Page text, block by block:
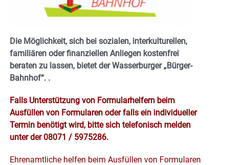
Die Möglichkeit, sich bei sozialen, interkulturellen,
familiären oder finanziellen Anliegen kostenfrei
beraten zu lassen, bietet der Wasserburger „Bürger-
Bahnhof“. .
Falls Unterstützung von Formularhelfern beim
Ausfüllen von Formularen oder falls ein individueller
Termin benötigt wird, bitte sich telefonisch melden
unter der 08071 / 5975286.
Ehrenamtliche helfen beim Ausfüllen von Formularen